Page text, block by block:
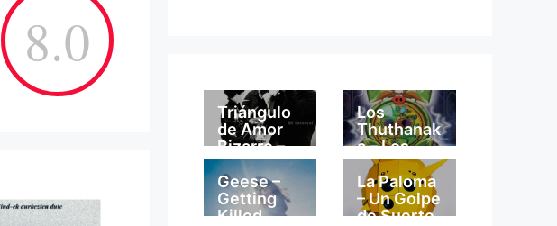
8.0
Triángulo
de Amor
Bizarro –
Mi
Catedral
Los
Thuthanak
a – Los
Thuthanak
a
Geese –
Getting
Killed
La Paloma
– Un Golpe
de Suerte